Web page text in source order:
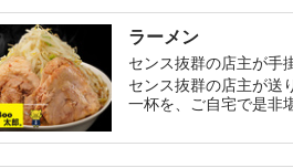
ラーメン
センス抜群の店主が手
センス抜群の店主が送
一杯を、ご自宅で是非